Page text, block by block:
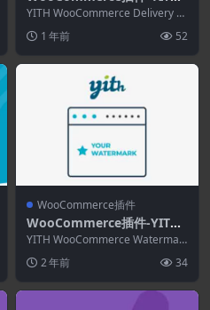
WooCommerce Delivery D
ate Premium 2.42.0
YITH WooCommerce Delivery D
1 年前 52
WooCommerce插件
WooCommerce插件-YITH
WooCommerce Watermar
k Premium 3.0.0
YITH WooCommerce Watermar
2 年前 34